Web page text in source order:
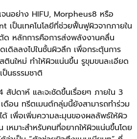
จนอย่าง HIFU, Morpheus8 หรือ
เป็นเทคโนโลยีที่ช่วยฟื้นฟูผิวจากภายใน
ด หลักการคือการส่งพลังงานคลื่น
เดิลลงไปในชั้นผิวลึก เพื่อกระตุ้นการ
ตินใหม่ ทำให้ผิวแน่นขึ้น รูขุมขนละเอียด
นธรรมชาติ
สัปดาห์ และจะชัดขึ้นเรื่อยๆ ภายใน 3
ดือน ทรีตเมนต์กลุ่มนี้ยังสามารถทำร่วม
เพื่อเพิ่มความละมุนของผลลัพธ์ให้ผิว
เหมาะสำหรับคนที่อยากให้ผิวแน่นขึ้นโดย